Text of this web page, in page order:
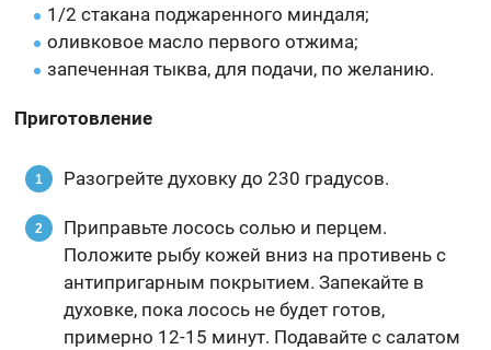
1/2 стакана поджаренного миндаля;
оливковое масло первого отжима;
запеченная тыква, для подачи, по желанию.
Приготовление
Разогрейте духовку до 230 градусов.
Приправьте лосось солью и перцем.
Положите рыбу кожей вниз на противень с
антипригарным покрытием. Запекайте в
духовке, пока лосось не будет готов,
примерно 12-15 минут. Подавайте с салатом